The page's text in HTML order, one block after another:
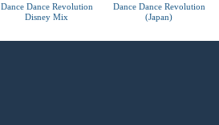
Dance Dance Revolution
Disney Mix
Dance Dance Revolution
(Japan)